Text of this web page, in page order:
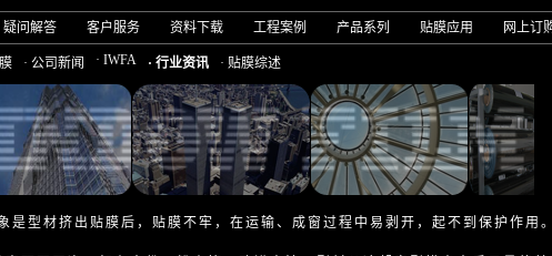
疑问解答 客户服务 资料下载 工程案例 产品系列 贴膜应用 网上订
· 公司新闻 · IWFA · 行业资讯 · 贴膜综述
是型材挤出贴膜后，贴膜不牢，在运输、成窗过程中易剥开，起不到保护作用